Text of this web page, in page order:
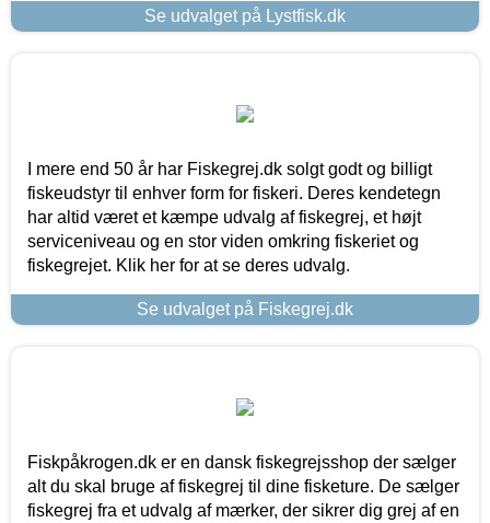
Se udvalget på Lystfisk.dk
I mere end 50 år har Fiskegrej.dk solgt godt og billigt
fiskeudstyr til enhver form for fiskeri. Deres kendetegn
har altid været et kæmpe udvalg af fiskegrej, et højt
serviceniveau og en stor viden omkring fiskeriet og
fiskegrejet. Klik her for at se deres udvalg.
Se udvalget på Fiskegrej.dk
Fiskpåkrogen.dk er en dansk fiskegrejsshop der sælger
alt du skal bruge af fiskegrej til dine fisketure. De sælger
fiskegrej fra et udvalg af mærker, der sikrer dig grej af en